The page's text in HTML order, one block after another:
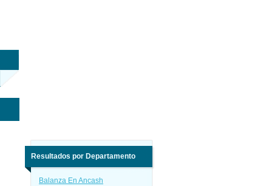
Resultados por Departamento
Balanza En Ancash